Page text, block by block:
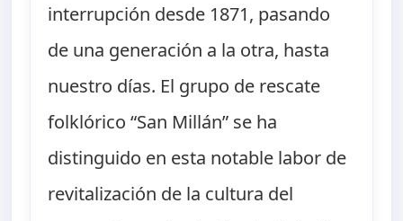
interrupción desde 1871, pasando
de una generación a la otra, hasta
nuestro días. El grupo de rescate
folklórico “San Millán” se ha
distinguido en esta notable labor de
revitalización de la cultura del